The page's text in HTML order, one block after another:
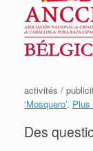
activités /
‘Mosquero’. Plus
Des